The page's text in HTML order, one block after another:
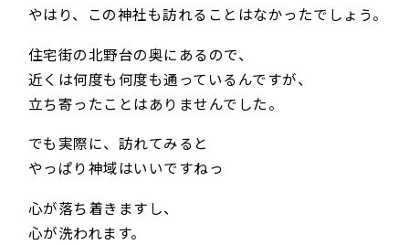
やはり、この神社も訪れることはなかったでしょう。
住宅街の北野台の奥にあるので、
近くは何度も何度も通っているんですが、
立ち寄ったことはありませんでした。
でも実際に、訪れてみると
やっぱり神域はいいですねっ
心が落ち着きますし、
心が洗われます。